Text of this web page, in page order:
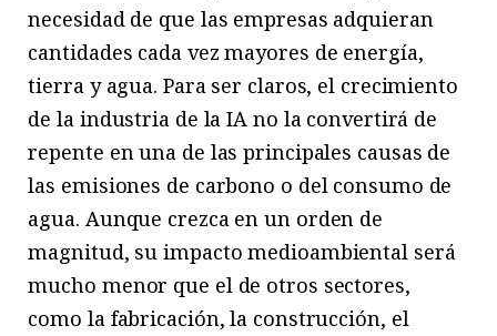
necesidad de que las empresas adquieran
cantidades cada vez mayores de energía,
tierra y agua. Para ser claros, el crecimiento
de la industria de la IA no la convertirá de
repente en una de las principales causas de
las emisiones de carbono o del consumo de
agua. Aunque crezca en un orden de
magnitud, su impacto medioambiental será
mucho menor que el de otros sectores,
como la fabricación, la construcción, el